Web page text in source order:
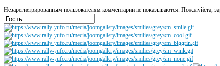
Незарегистрированным пользователям комментарии не показываются. Пожалуйста,